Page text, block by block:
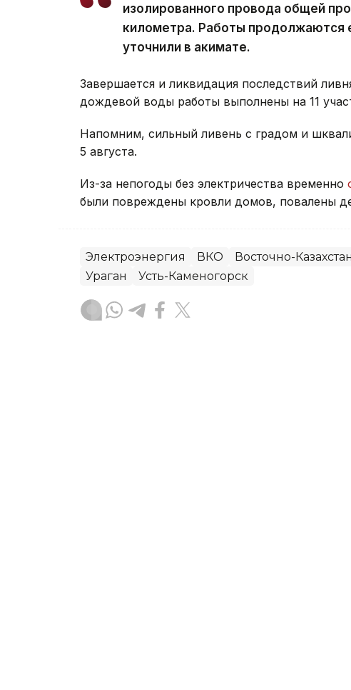
изолированного провода общей
километра. Работы продолжаются
уточнили в акимате.
Завершается и ликвидация последствий
дождевой воды работы выполнены на 11
Напомним, сильный ливень с градом и
5 августа.
Из-за непогоды без электричества временно
были повреждены кровли домов, повалены
Электроэнергия ВКО Восточно-
Ураган
Усть-Каменогорск